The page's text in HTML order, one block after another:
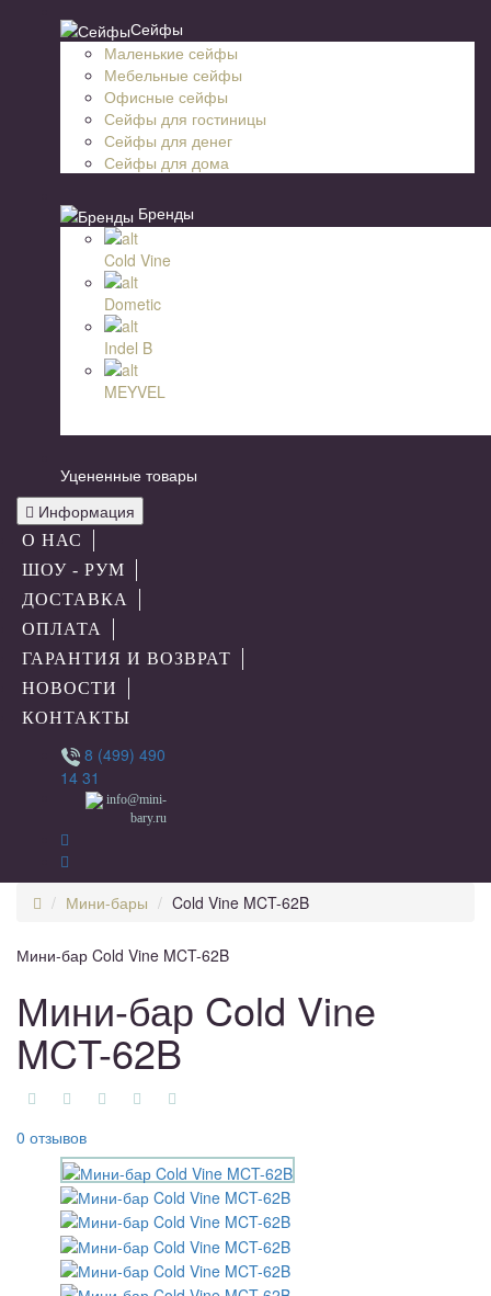
Сейфы
Маленькие сейфы
Мебельные сейфы
Офисные сейфы
Сейфы для гостиницы
Сейфы для денег
Сейфы для дома
Бренды
Cold Vine
Dometic
Indel B
MEYVEL
Уцененные товары
Информация
О НАС
ШОУ - РУМ
ДОСТАВКА
ОПЛАТА
ГАРАНТИЯ И ВОЗВРАТ
НОВОСТИ
КОНТАКТЫ
8 (499) 490
14 31
info@mini-
bary.ru
Мини-бары Cold Vine MCT-62B
Мини-бар Cold Vine MCT-62B
Мини-бар Cold Vine
MCT-62B
0 отзывов